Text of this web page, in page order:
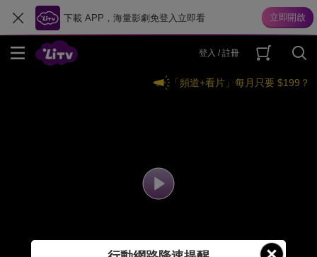
下載 APP，海量影劇免登入立即看
登入 / 註冊
「頻道+看片」每月只要 $199？